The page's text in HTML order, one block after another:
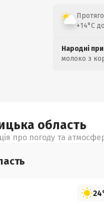
+14°C
Народні
молоко з
область
про погоду та